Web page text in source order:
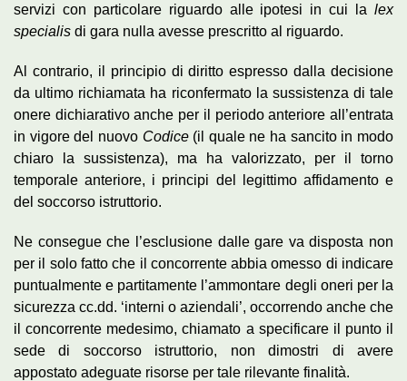
servizi con particolare riguardo alle ipotesi in cui la lex
specialis di gara nulla avesse prescritto al riguardo.
Al contrario, il principio di diritto espresso dalla decisione
da ultimo richiamata ha riconfermato la sussistenza di tale
onere dichiarativo anche per il periodo anteriore all’entrata
in vigore del nuovo Codice(il quale ne ha sancito in modo
chiaro la sussistenza), ma ha valorizzato, per il torno
temporale anteriore, i principi del legittimo affidamento e
del soccorso istruttorio.
Ne consegue che l’esclusione dalle gare va disposta non
per il solo fatto che il concorrente abbia omesso di indicare
puntualmente e partitamente l’ammontare degli oneri per la
sicurezza cc.dd. ‘interni o aziendali’, occorrendo anche che
il concorrente medesimo, chiamato a specificare il punto il
sede di soccorso istruttorio, non dimostri di avere
appostato adeguate risorse per tale rilevante finalità.